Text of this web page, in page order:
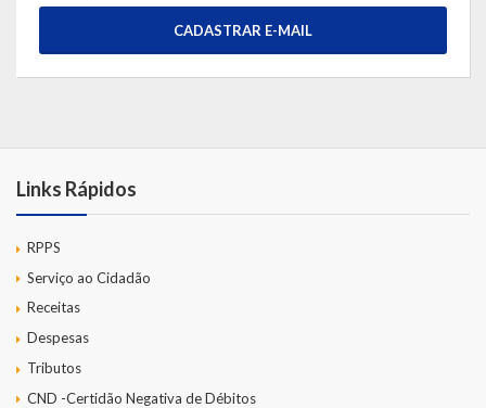
CADASTRAR E-MAIL
Links Rápidos
RPPS
Serviço ao Cidadão
Receitas
Despesas
Tributos
CND -Certidão Negativa de Débitos